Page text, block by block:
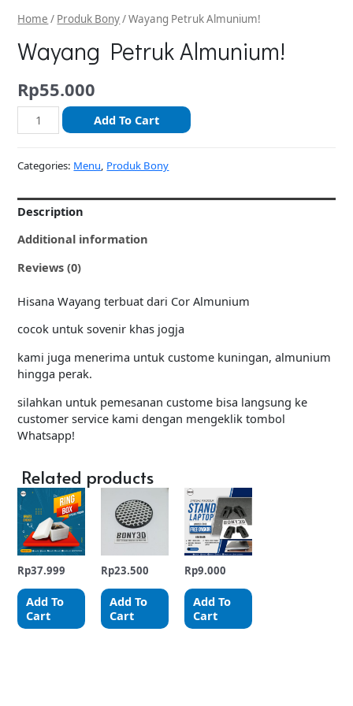
Home / Produk Bony/ Wayang Petruk Almunium!
Wayang Petruk Almunium!
Rp55.000
Add To Cart
Categories: Menu, Produk Bony
Description
Additional information
Reviews (0)
Hisana Wayang terbuat dari Cor Almunium
cocok untuk sovenir khas jogja
kami juga menerima untuk custome kuningan, almunium
hingga perak.
silahkan untuk pemesanan custome bisa langsung ke
customer service kami dengan mengeklik tombol
Whatsapp!
Related products
Rp37.999
Add To
Cart
Rp23.500
Add To
Cart
Rp9.000
Add To
Cart